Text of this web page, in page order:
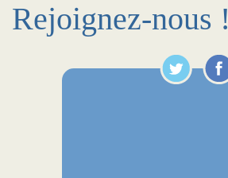
Rejoignez-nous !